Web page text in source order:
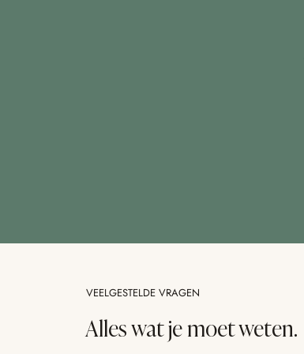
VEELGESTELDE VRAGEN
Alles wat je moet weten.